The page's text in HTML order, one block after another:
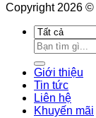
Copyright 2026 ©
Tìm
kiếm:
Giới thiệu
Tin tức
Liên hệ
Khuyến mãi